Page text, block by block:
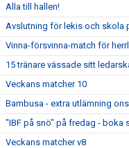
Alla till hallen!
Avslutning för lekis och skola
Vinna-försvinna-match för
15 tränare vässade sitt
Veckans matcher 10
Bambusa - extra utlämning
"IBF på snö" på fredag - boka
Veckans matcher v8